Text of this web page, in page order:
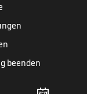
beenden